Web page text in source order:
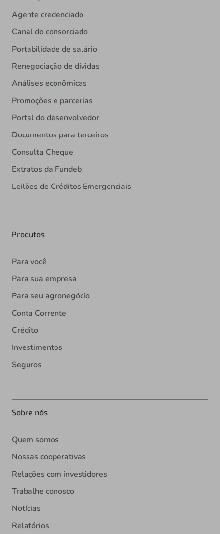
Agente credenciado
Canal do consorciado
Portabilidade de salário
Renegociação de dívidas
Análises econômicas
Promoções e parcerias
Portal do desenvolvedor
Documentos para terceiros
Consulta Cheque
Extratos da Fundeb
Leilões de Créditos Emergenciais
Produtos
Para você
Para sua empresa
Para seu agronegócio
Conta Corrente
Crédito
Investimentos
Seguros
Sobre nós
Quem somos
Nossas cooperativas
Relações com investidores
Trabalhe conosco
Notícias
Relatórios